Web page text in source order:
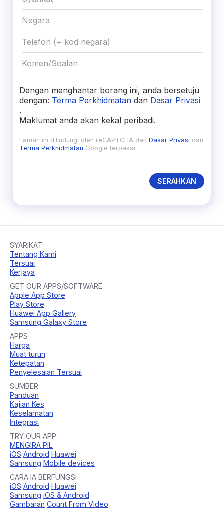
Dengan menghantar borang ini, anda bersetuju
dengan: Terma Perkhidmatandan Dasar Privasi
.
Maklumat anda akan kekal peribadi.
Laman ini dilindungi oleh reCAPTCHA dan Dasar Privasi dan
Terma Perkhidmatan Google terpakai.
SERAHKAN
SYARIKAT
Tentang Kami
Tersuai
Kerjaya
GET OUR APPS/SOFTWARE
Apple App Store
Play Store
Huawei App Gallery
Samsung Galaxy Store
APPS
Harga
Muat turun
Ketepatan
Penyelesaian Tersuai
SUMBER
Panduan
Kajian Kes
Keselamatan
Integrasi
TRY OUR APP
MENGIRA PIL
iOS Android Huawei
Samsung Mobile devices
CARA IA BERFUNGSI
iOS Android Huawei
Samsung iOS & Android
Gambaran Count From Video